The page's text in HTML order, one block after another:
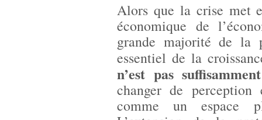
Alors que la crise met
économique de
grande majorité de la
essentiel de la
n’est pas
changer de
comme un espace